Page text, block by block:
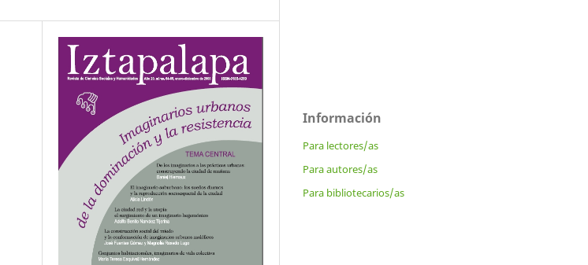
Información
Para lectores/as
Para autores/as
Para bibliotecarios/as